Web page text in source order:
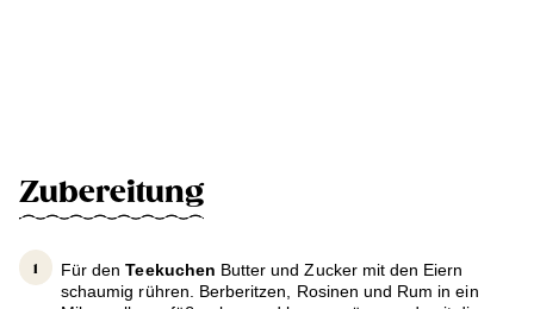
Zubereitung
Für denTeekuchen Butter und Zucker mit den Eiern
schaumig rühren. Berberitzen, Rosinen und Rum in ein